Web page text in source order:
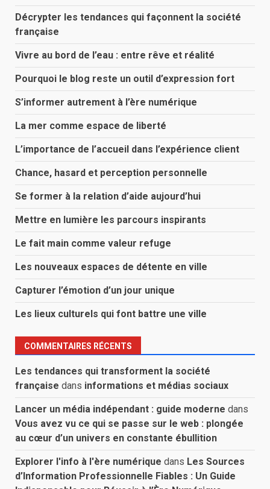
Décrypter les tendances qui façonnent la société
française
Vivre au bord de l’eau : entre rêve et réalité
Pourquoi le blog reste un outil d’expression fort
S’informer autrement à l’ère numérique
La mer comme espace de liberté
L’importance de l’accueil dans l’expérience client
Chance, hasard et perception personnelle
Se former à la relation d’aide aujourd’hui
Mettre en lumière les parcours inspirants
Le fait main comme valeur refuge
Les nouveaux espaces de détente en ville
Capturer l’émotion d’un jour unique
Les lieux culturels qui font battre une ville
COMMENTAIRES RÉCENTS
Les tendances qui transforment la société
française dans informations et médias sociaux
Lancer un média indépendant : guide moderne dans
Vous avez vu ce qui se passe sur le web : plongée
au cœur d’un univers en constante ébullition
Explorer l'info à l'ère numérique dans Les Sources
d’Information Professionnelle Fiables : Un Guide